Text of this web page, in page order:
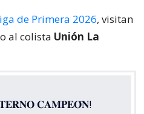
de Primera 2026, visitan
al colista Unión La
𝐂𝐀𝐌𝐏𝐄𝐎́𝐍!